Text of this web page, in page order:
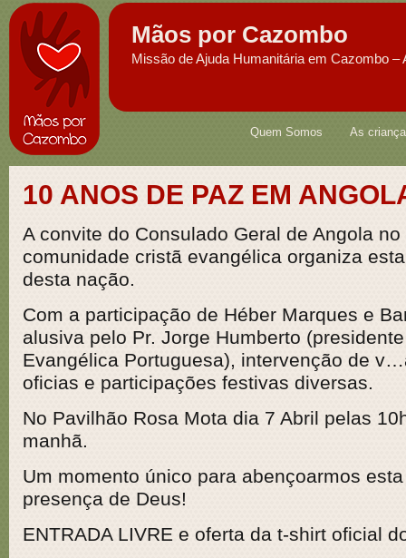
Mãos por Cazombo
Missão de Ajuda Humanitária em Cazombo –
Quem Somos As
10 ANOS DE PAZ EM
A convite do Consulado Geral de Angola no
comunidade cristã evangélica organiza
desta nação.
Com a participação de Héber Marques e
alusiva pelo Pr. Jorge Humberto
Evangélica Portuguesa), intervenção de
oficias e participações festivas diversas.
No Pavilhão Rosa Mota dia 7 Abril pelas
manhã.
Um momento único para abençoarmos
presença de Deus!
ENTRADA LIVRE e oferta da t-shirt oficial